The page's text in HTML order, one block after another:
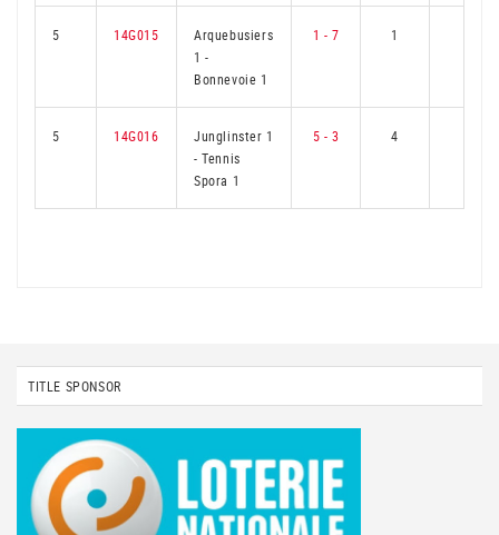
5 14G015
Arquebusiers
1-
Bonnevoie 1
1 - 7 1
5 14G016
Junglinster 1
-Tennis
Spora 1
5 - 3 4
TITLE SPONSOR